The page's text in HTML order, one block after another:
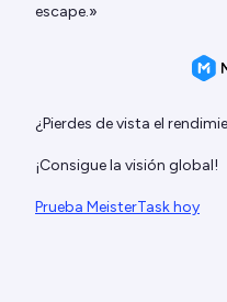
escape.»
¿Pierdes de vista el
¡Consigue la visión global!
Prueba MeisterTask hoy